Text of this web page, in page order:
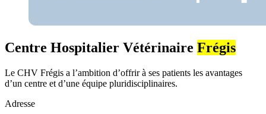
Centre Hospitalier Vétérinaire Frégis
Le CHV Frégis a l’ambition d’offrir à ses patients les avantages
d’un centre et d’une équipe pluridisciplinaires.
Adresse